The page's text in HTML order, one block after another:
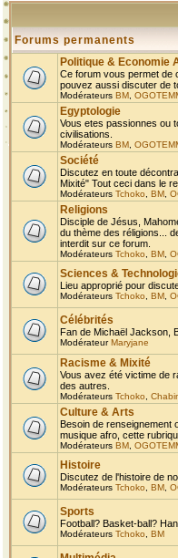
Forums permanents
Politique & Economie
Ce forum vous permet de
pouvez aussi discuter de
Modérateurs BM
Egyptologie
Vous etes passionnes ou
civilisations.
Modérateurs BM
Société
Discutez en toute
Mixité" Tout ceci dans le
Modérateurs Tchoko BM
Religions
Disciple de Jésus,
du thème des réligions...
interdit sur ce forum.
Modérateurs Tchoko BM
Sciences &
Lieu approprié pour
Modérateurs Tchoko BM
Célébrités
Fan de Michaël Jackson,
ModérateurMaryjane
Racisme & Mixité
Vous avez été victime de
des autres.
Modérateurs Tchoko
Culture & Arts
Besoin de renseignement
musique afro, cette
Modérateurs BM
Histoire
Discutez de l'histoire de
Modérateurs Tchoko BM
Sports
Football? Basket-ball?
Modérateurs Tchoko BM